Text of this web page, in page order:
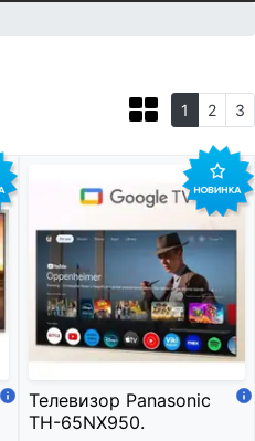
1 2 3
Телевизор Panasonic
TH-65NX950.